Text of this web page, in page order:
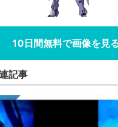
10日間無料で画像を見
記事